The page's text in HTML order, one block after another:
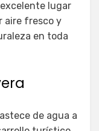
lugar
aire fresco y
en toda
de agua a